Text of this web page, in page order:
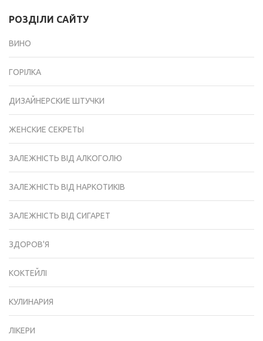
РОЗДІЛИ САЙТУ
ВИНО
ГОРІЛКА
ДИЗАЙНЕРСКИЕ ШТУЧКИ
ЖЕНСКИЕ СЕКРЕТЫ
ЗАЛЕЖНІСТЬ ВІД АЛКОГОЛЮ
ЗАЛЕЖНІСТЬ ВІД НАРКОТИКІВ
ЗАЛЕЖНІСТЬ ВІД СИГАРЕТ
ЗДОРОВ'Я
КОКТЕЙЛІ
КУЛИНАРИЯ
ЛІКЕРИ